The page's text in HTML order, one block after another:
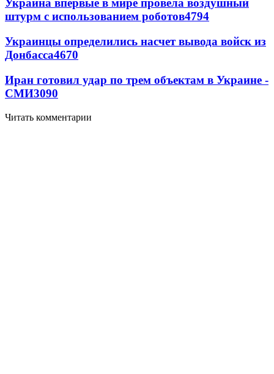
Украина впервые в мире провела воздушный
штурм с использованием роботов4794
Украинцы определились насчет вывода войск из
Донбасса4670
Иран готовил удар по трем объектам в Украине -
СМИ3090
Читать комментарии